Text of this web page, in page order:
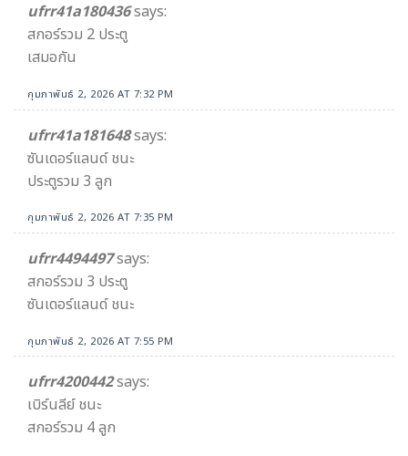
ufrr41a180436says:
สกอร์รวม 2 ประตู
เสมอกัน
กุมภาพันธ์ 2, 2026 AT 7:32 PM
ufrr41a181648says:
ซันเดอร์แลนด์ ชนะ
ประตูรวม 3 ลูก
กุมภาพันธ์ 2, 2026 AT 7:35 PM
ufrr4494497says:
สกอร์รวม 3 ประตู
ซันเดอร์แลนด์ ชนะ
กุมภาพันธ์ 2, 2026 AT 7:55 PM
ufrr4200442says:
เบิร์นลีย์ ชนะ
สกอร์รวม 4 ลูก